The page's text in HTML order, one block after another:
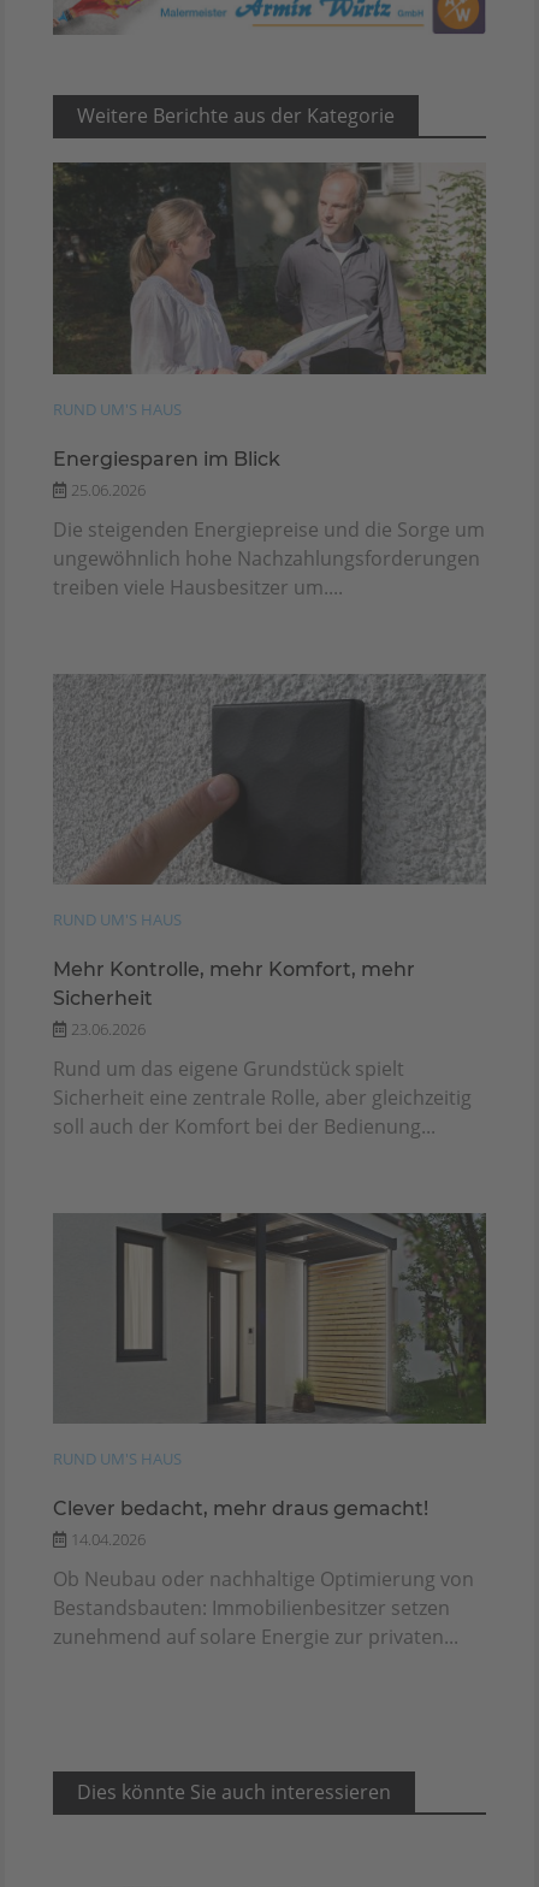
Weitere Berichte aus der Kategorie
RUND UM'S HAUS
Energiesparen im Blick
25.06.2026
Die steigenden Energiepreise und die Sorge um
ungewöhnlich hohe Nachzahlungsforderungen
treiben viele Hausbesitzer um....
RUND UM'S HAUS
Mehr Kontrolle, mehr Komfort, mehr
Sicherheit
23.06.2026
Rund um das eigene Grundstück spielt
Sicherheit eine zentrale Rolle, aber gleichzeitig
soll auch der Komfort bei der Bedienung...
RUND UM'S HAUS
Clever bedacht, mehr draus gemacht!
14.04.2026
Ob Neubau oder nachhaltige Optimierung von
Bestandsbauten: Immobilienbesitzer setzen
zunehmend auf solare Energie zur privaten...
Dies könnte Sie auch interessieren